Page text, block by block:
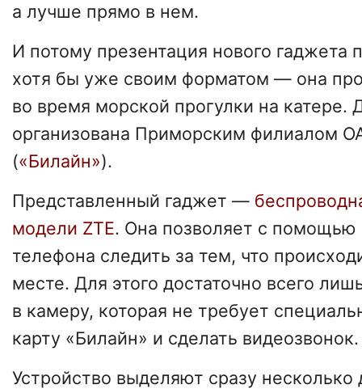
а лучше прямо в нем.
И потому презентация нового гаджета
хотя бы уже своим форматом — она
во время морской прогулки на катере.
организована Приморским филиалом
(«Билайн»).
Представленный гаджет —
модели ZTE. Она позволяет с помощью
телефона следить за тем, что
месте. Для этого достаточно всего
в камеру, которая не требует
карту «Билайн» и сделать видеозвонок.
Устройство выделяют сразу несколько